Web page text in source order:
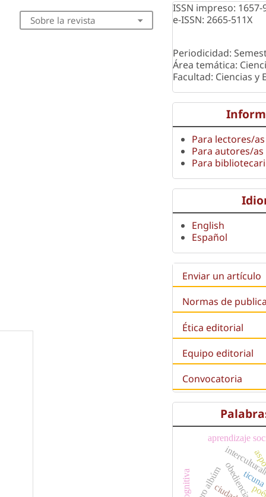
Sobre la revista
ISSN impreso: 1657-
e-ISSN: 2665-511X
Periodicidad:
Área temática:
Facultad: Ciencias y
Para lectores/as
Para autores/as
Para
English
Español
Enviar un artículo
Normas de
Ética editorial
Equipo editorial
Convocatoria
ciudad
libro albúm
aprendizaje
obediencia